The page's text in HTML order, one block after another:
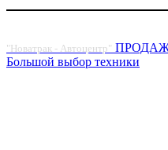
"Новатрак - Автоцентр"
Большой выбор техники